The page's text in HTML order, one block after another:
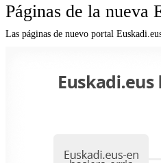
Páginas de la nueva
Las páginas de nuevo portal